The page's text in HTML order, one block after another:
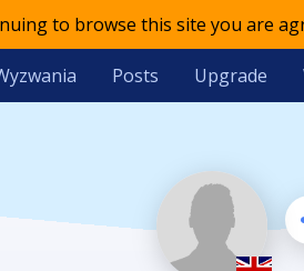
to browse this site you are
Posts Upgrade